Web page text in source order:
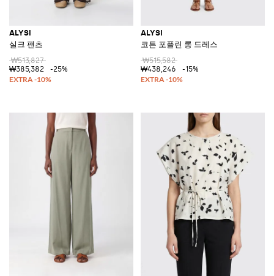
ALYSI
실크 팬츠
₩513,827
₩385,382
-25%
ALYSI
코튼 포플린 롱 드레스
₩515,582
₩438,246
-15%